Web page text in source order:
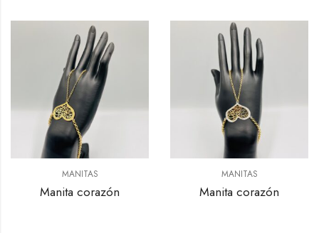
MANITAS
Manita corazón
MANITAS
Manita corazón